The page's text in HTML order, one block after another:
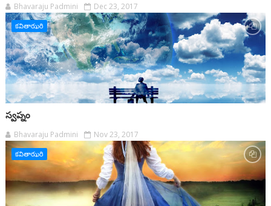
Bhavaraju Padmini Dec 23, 2017
కవితాఝరి
స్వప్నం
Bhavaraju Padmini Nov 23, 2017
కవితాఝరి